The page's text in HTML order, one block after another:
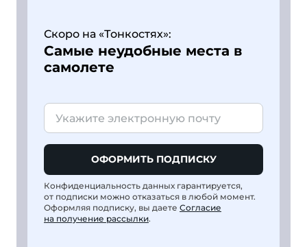
Скоро на «Тонкостях»:
Самые неудобные места в
самолете
ОФОРМИТЬ ПОДПИСКУ
Конфиденциальность данных гарантируется,
от подписки можно отказаться в любой момент.
Оформляя подписку, вы даете Согласие
на получение рассылки.